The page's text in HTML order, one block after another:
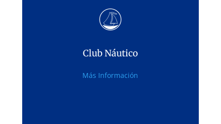
Club Náutico
Más Información
Club Náutico